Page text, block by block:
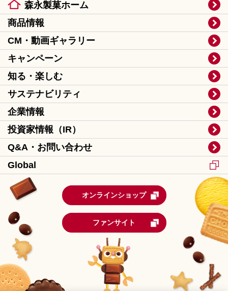
森永製菓ホーム
商品情報
CM・動画ギャラリー
キャンペーン
知る・楽しむ
サステナビリティ
企業情報
投資家情報（IR）
Q&A・お問い合わせ
Global
オンラインショップ
ファンサイト